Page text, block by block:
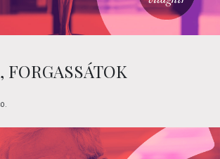
FORGASSÁTOK